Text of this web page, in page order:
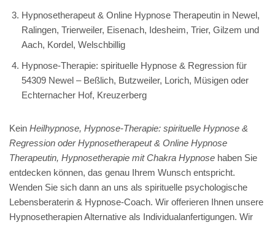
Hypnosetherapeut & Online Hypnose Therapeutin in Newel,
Ralingen, Trierweiler, Eisenach, Idesheim, Trier, Gilzem und
Aach, Kordel, Welschbillig
Hypnose-Therapie: spirituelle Hypnose & Regression für
54309 Newel – Beßlich, Butzweiler, Lorich, Müsigen oder
Echternacher Hof, Kreuzerberg
Kein Heilhypnose, Hypnose-Therapie: spirituelle Hypnose &
Regression oder Hypnosetherapeut & Online Hypnose
Therapeutin, Hypnosetherapie mit Chakra Hypnose haben Sie
entdecken können, das genau Ihrem Wunsch entspricht.
Wenden Sie sich dann an uns als spirituelle psychologische
Lebensberaterin & Hypnose-Coach. Wir offerieren Ihnen unsere
Hypnosetherapien Alternative als Individualanfertigungen. Wir